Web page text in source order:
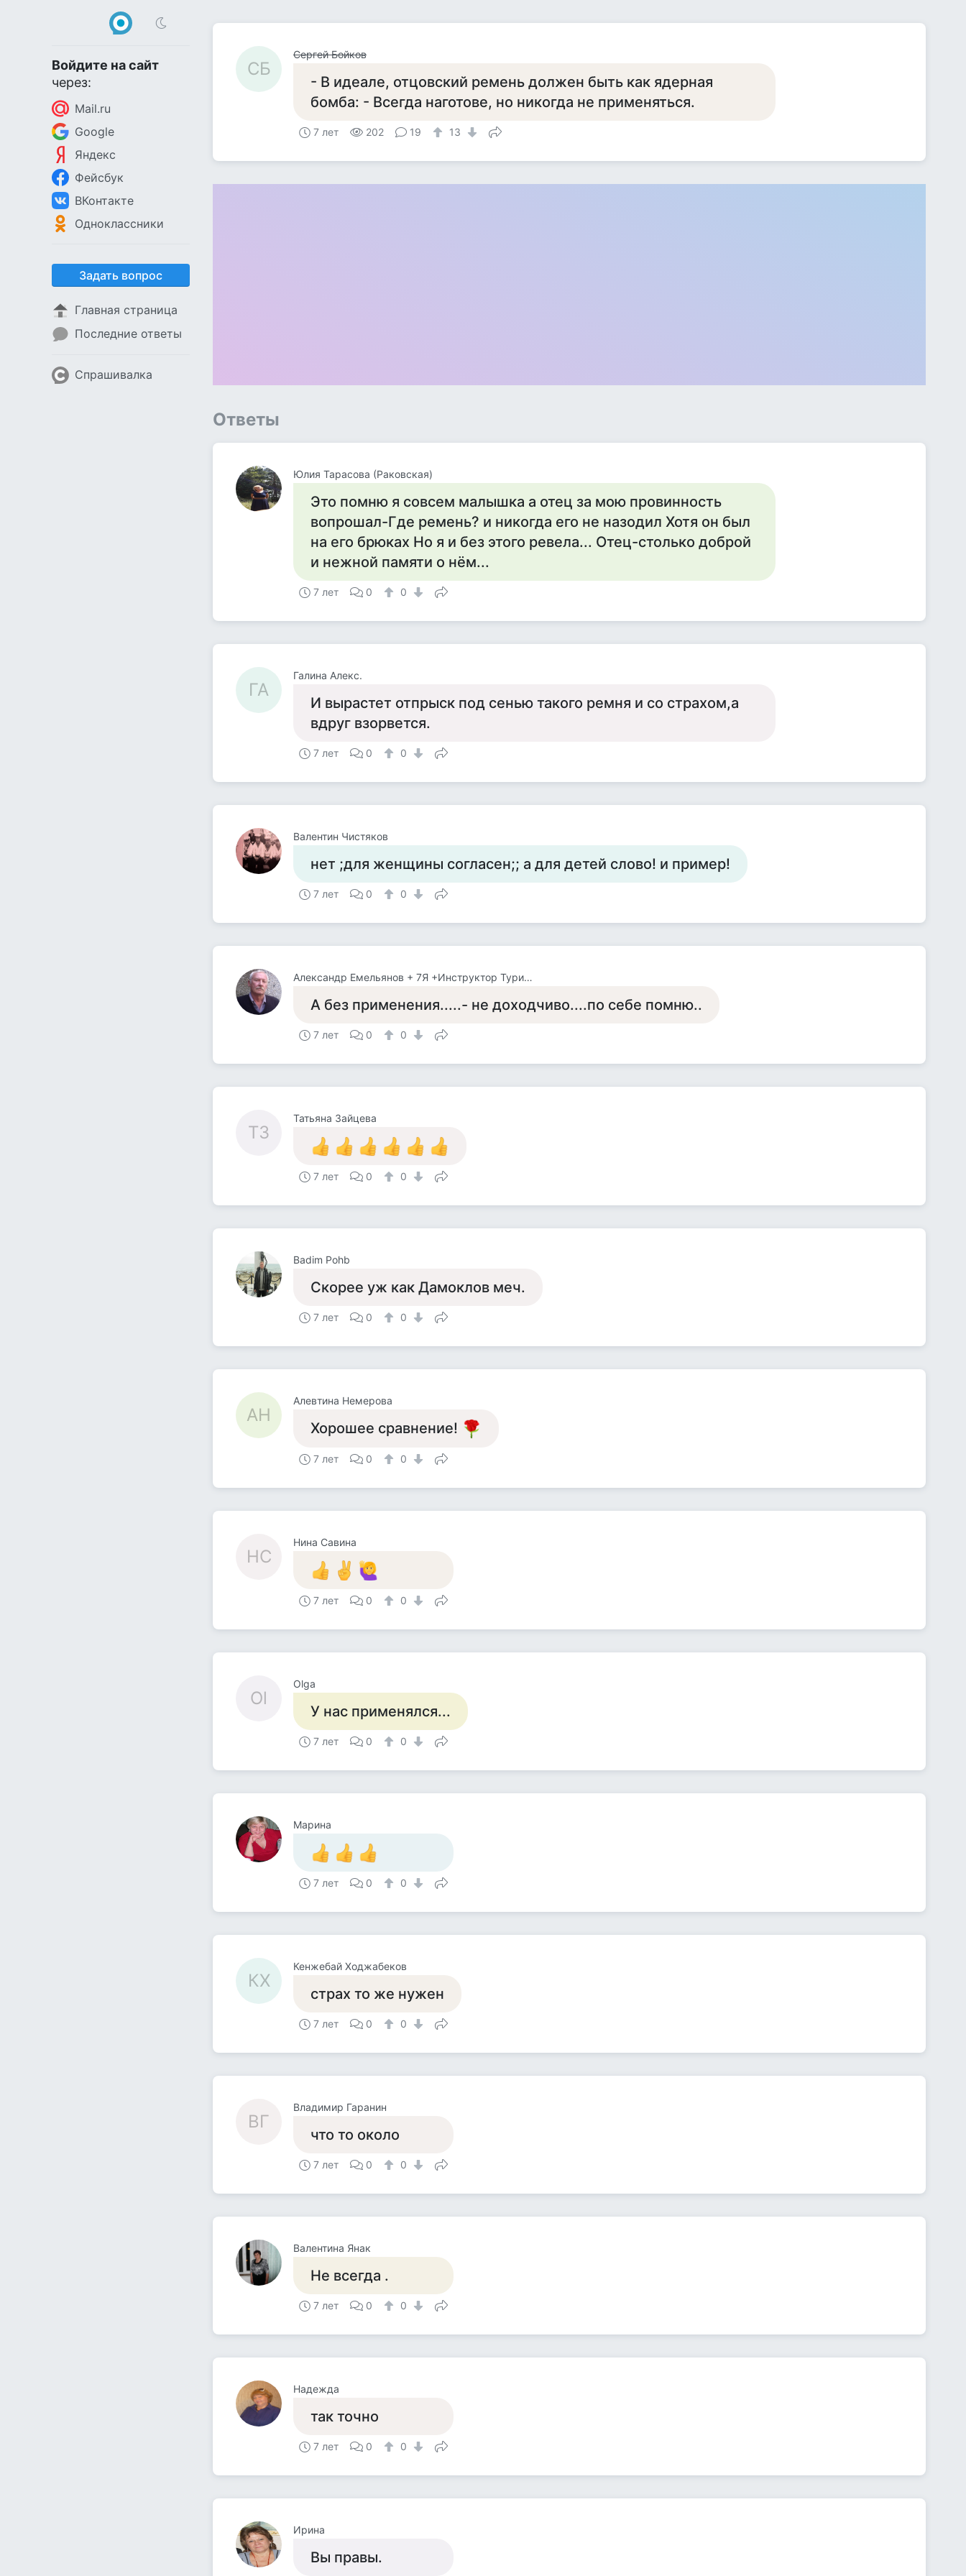
Войдите на сайт
через:
Mail.ru
Google
Яндекс
Фейсбук
ВКонтакте
Одноклассники
Задать вопрос
Главная страница
Последние ответы
Спрашивалка
СБ
Сергей Бойков
- В идеале, отцовский ремень должен быть как ядерная
бомба: - Всегда наготове, но никогда не применяться.
7 лет 202 19 13
Ответы
Юлия Тарасова (Раковская)
Это помню я совсем малышка а отец за мою провинность
вопрошал-Где ремень? и никогда его не назодил Хотя он был
на его брюках Но я и без этого ревела... Отец-столько доброй
и нежной памяти о нём...
7 лет 0 0
ГА
Галина Алекс.
И вырастет отпрыск под сенью такого ремня и со страхом,а
вдруг взорвется.
7 лет 0 0
Валентин Чистяков
нет ;для женщины согласен;; а для детей слово! и пример!
7 лет 0 0
Александр Емельянов + 7Я +Инструктор Туризма
А без применения.....- не доходчиво....по себе помню..
7 лет 0 0
ТЗ
Татьяна Зайцева
7 лет 0 0
Badim Pohb
Скорее уж как Дамоклов меч.
7 лет 0 0
АН
Алевтина Немерова
Хорошее сравнение!
7 лет 0 0
НС
Нина Савина
7 лет 0 0
Ol
Olga
У нас применялся...
7 лет 0 0
Марина
7 лет 0 0
КХ
Кенжебай Ходжабеков
страх то же нужен
7 лет 0 0
ВГ
Владимир Гаранин
что то около
7 лет 0 0
Валентина Янак
Не всегда .
7 лет 0 0
Надежда
так точно
7 лет 0 0
Ирина
Вы правы.